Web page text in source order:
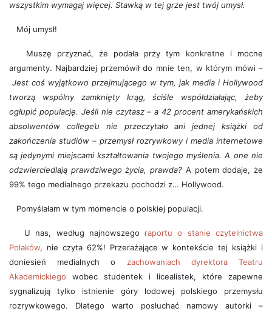
wszystkim wymagaj więcej. Stawką w tej grze jest twój umysł.
Mój umysł!
Muszę przyznać, że podała przy tym konkretne i mocne
argumenty. Najbardziej przemówił do mnie ten, w którym mówi –
Jest coś wyjątkowo przejmującego w tym, jak media i Hollywood
tworzą wspólny zamknięty krąg, ściśle współdziałając, żeby
ogłupić populację. Jeśli nie czytasz – a 42 procent amerykańskich
absolwentów college’u nie przeczytało ani jednej książki od
zakończenia studiów – przemysł rozrywkowy i media internetowe
są jedynymi miejscami kształtowania twojego myślenia. A one nie
odzwierciedlają prawdziwego życia, prawda? A potem dodaje, że
99% tego medialnego przekazu pochodzi z… Hollywood.
Pomyślałam w tym momencie o polskiej populacji.
U nas, według najnowszego raportu o stanie czytelnictwa
Polaków, nie czyta 62%! Przerażające w kontekście tej książki i
doniesień medialnych o zachowaniach dyrektora Teatru
Akademickiego wobec studentek i licealistek, które zapewne
sygnalizują tylko istnienie góry lodowej polskiego przemysłu
rozrywkowego. Dlatego warto posłuchać namowy autorki –